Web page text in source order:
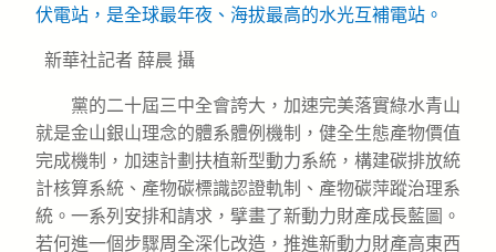
伏電站，是全球最年夜、海拔最高的水光互補電站。
新華社記者 薛晨 攝
黨的二十屆三中全會誇大，加速完美落實綠水青山
就是金山銀山理念的體系體例機制，健全生態產物價值
完成機制，加速計劃扶植新型動力系統，構建碳排放統
計核算系統、產物碳標識認證軌制、產物碳萍蹤治理系
統。一系列安排和請求，擘畫了新動力財產成長藍圖。
若何進一個步驟周全深化改造，推進新動力財產高東西